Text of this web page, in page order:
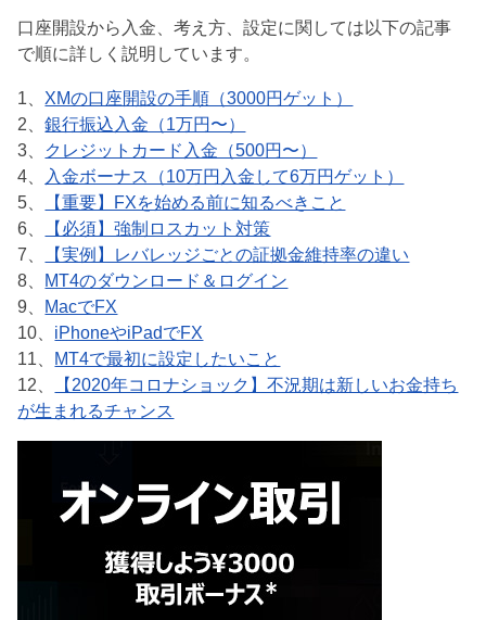
口座開設から入金、考え方、設定に関しては以下の記事
で順に詳しく説明しています。
1、 XMの口座開設の手順（3000円ゲット）
2、銀行振込入金（1万円〜）
3、 クレジットカード入金（500円〜）
4、
入金ボーナス（10万円入金して6万円ゲット）
5、
【重要】FXを始める前に知るべきこと
6、
【必須】強制ロスカット対策
7、
【実例】レバレッジごとの証拠金維持率の違い
8、 MT4のダウンロード＆ログイン
9、 MacでFX
10、 iPhoneやiPadでFX
11、 MT4で最初に設定したいこと
12、
【2020年コロナショック】不況期は新しいお金持ち
が生まれるチャンス